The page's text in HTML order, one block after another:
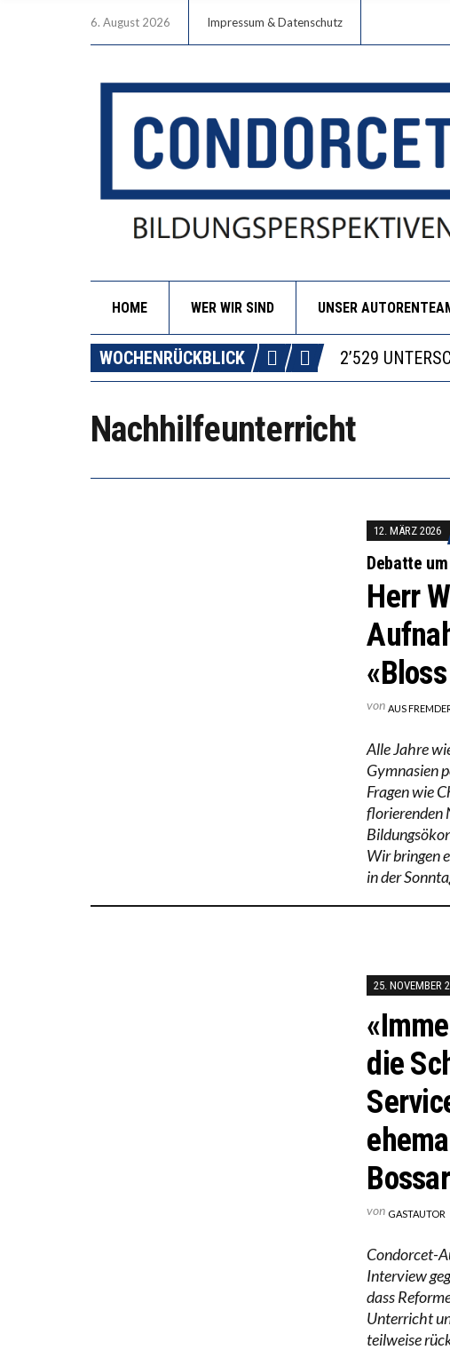
6. August 2026 Impressum & Datenschutz
HOME WER WIR SIND UNSER
WOCHENRÜCKBLICK
DIE
ICH WILL
Nachhilfeunterricht
12. MÄRZ 2026
Debatte
Herr
von AUS
Alle Jahre
Gymnasien
Fragen wie
florierenden
Wir bringen
in der
25. NOVEMBER
die
von GASTAUTOR
Condorcet-
Interview
dass
Unterricht
teilweise